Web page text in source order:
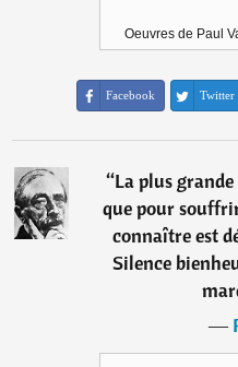
Oeuvres de Paul
Facebook Twitter
“La plus
que pour
connaître est
Silence
―